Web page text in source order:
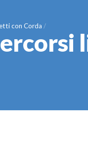
con Corda